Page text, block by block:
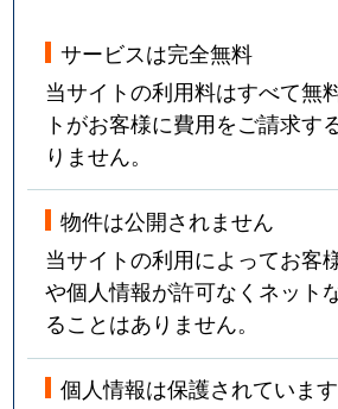
サービスは完全無料
当サイトの利用料はすべて無
トがお客様に費用をご請求す
りません。
物件は公開されません
当サイトの利用によってお客
や個人情報が許可なくネット
ることはありません。
個人情報は保護されています